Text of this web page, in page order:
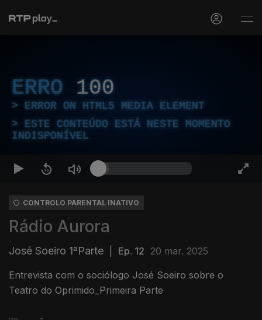
ERRO 100
ERROR ON HTML5 MEDIA ELEMENT
ESTE CONTEÚDO ESTÁ NESTE MOMENTO
INDISPONÍVEL
CONTROLO PARENTAL INATIVO
Rádio Aurora
José Soeiro 1ªParte Ep. 12 20 mar. 2025
Entrevista com o sociólogo José Soeiro sobre o
Teatro do Oprimido_Primeira Parte